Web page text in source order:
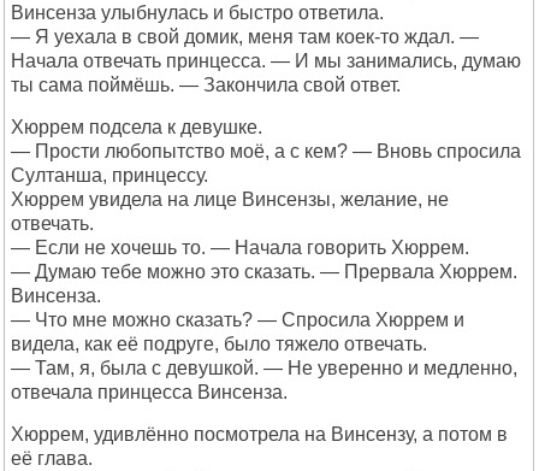
Винсенза улыбнулась и быстро ответила.
— Я уехала в свой домик, меня там коек-то ждал. —
Начала отвечать принцесса. — И мы занимались, думаю
ты сама поймёшь. — Закончила свой ответ.
Хюррем подсела к девушке.
— Прости любопытство моё, а с кем? — Вновь спросила
Султанша, принцессу.
Хюррем увидела на лице Винсензы, желание, не
отвечать.
— Если не хочешь то. — Начала говорить Хюррем.
— Думаю тебе можно это сказать. — Прервала Хюррем.
Винсенза.
— Что мне можно сказать? — Спросила Хюррем и
видела, как её подруге, было тяжело отвечать.
— Там, я, была с девушкой. — Не уверенно и медленно,
отвечала принцесса Винсенза.
Хюррем, удивлённо посмотрела на Винсензу, а потом в
её глава.